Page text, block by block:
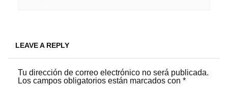
LEAVE A REPLY
Tu dirección de correo electrónico no será publicada.
Los campos obligatorios están marcados con*